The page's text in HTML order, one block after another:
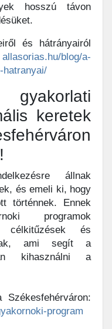
hosszú távon
és hátrányairól
allasorias.hu/blog/a-
hatranyai/
keretek
állnak
és emeli ki, hogy
történnek. Ennek
programok
célkitűzések és
ami segít a
kihasználni a
Székesfehérváron:
program